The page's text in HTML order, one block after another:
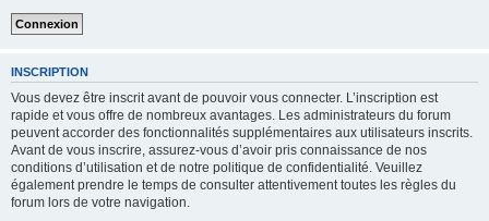
INSCRIPTION
Vous devez être inscrit avant de pouvoir vous connecter. L’inscription est
rapide et vous offre de nombreux avantages. Les administrateurs du forum
peuvent accorder des fonctionnalités supplémentaires aux utilisateurs inscrits.
Avant de vous inscrire, assurez-vous d’avoir pris connaissance de nos
conditions d’utilisation et de notre politique de confidentialité. Veuillez
également prendre le temps de consulter attentivement toutes les règles du
forum lors de votre navigation.